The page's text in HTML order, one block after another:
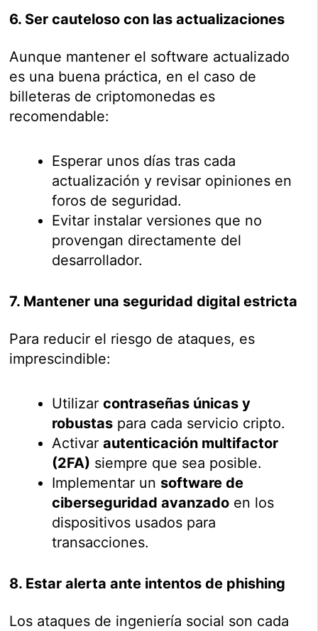
6. Ser cauteloso con las actualizaciones
Aunque mantener el software actualizado
es una buena práctica, en el caso de
billeteras de criptomonedas es
recomendable:
Esperar unos días tras cada
actualización y revisar opiniones en
foros de seguridad.
Evitar instalar versiones que no
provengan directamente del
desarrollador.
7. Mantener una seguridad digital estricta
Para reducir el riesgo de ataques, es
imprescindible:
Utilizarcontraseñas únicas y
robustas para cada servicio cripto.
Activarautenticación multifactor
(2FA) siempre que sea posible.
Implementar un software de
ciberseguridad avanzado en los
dispositivos usados para
transacciones.
8. Estar alerta ante intentos de phishing
Los ataques de ingeniería social son cada